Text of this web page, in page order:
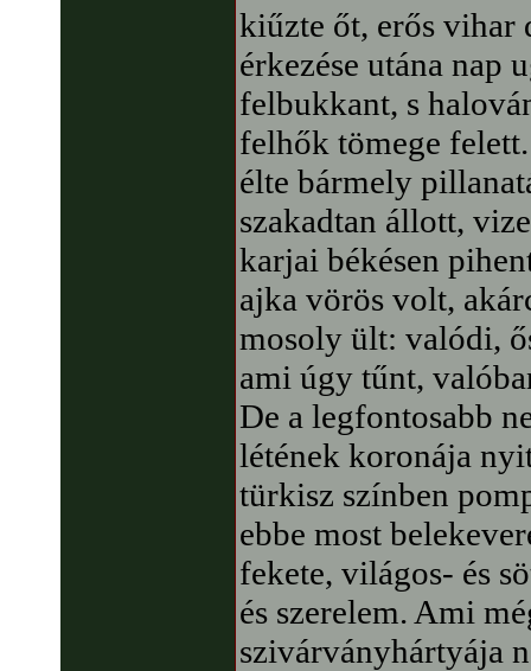
kiűzte őt, erős vihar
érkezése utána nap
felbukkant, s
felhők tömege
élte bármely
szakadtan állott,
karjai békésen
ajka vörös volt,
mosoly ült: valódi,
ami úgy tűnt,
De a legfontosabb
létének koronája
türkisz színben
ebbe most
fekete, világos- és
és szerelem. Ami
szivárványhártyája